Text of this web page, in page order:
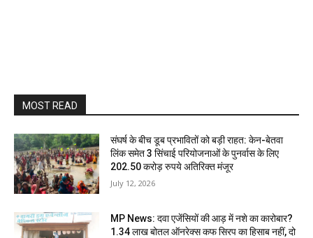
MOST READ
संघर्ष के बीच डूब प्रभावितों को बड़ी राहत: केन-बेतवा
लिंक समेत 3 सिंचाई परियोजनाओं के पुनर्वास के लिए
202.50 करोड़ रुपये अतिरिक्त मंजूर
July 12, 2026
MP News: दवा एजेंसियों की आड़ में नशे का कारोबार?
1.34 लाख बोतल ऑनरेक्स कफ सिरप का हिसाब नहीं, दो